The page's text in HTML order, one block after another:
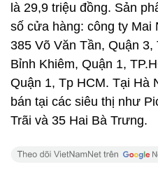
là 29,9 triệu đồng. Sản
số cửa hàng: công ty Mai
385 Võ Văn Tần, Quận 3,
Bỉnh Khiêm, Quận 1,
Quận 1, Tp HCM. Tại Hà
bán tại các siêu thị như
Trãi và 35 Hai Bà Trưng.